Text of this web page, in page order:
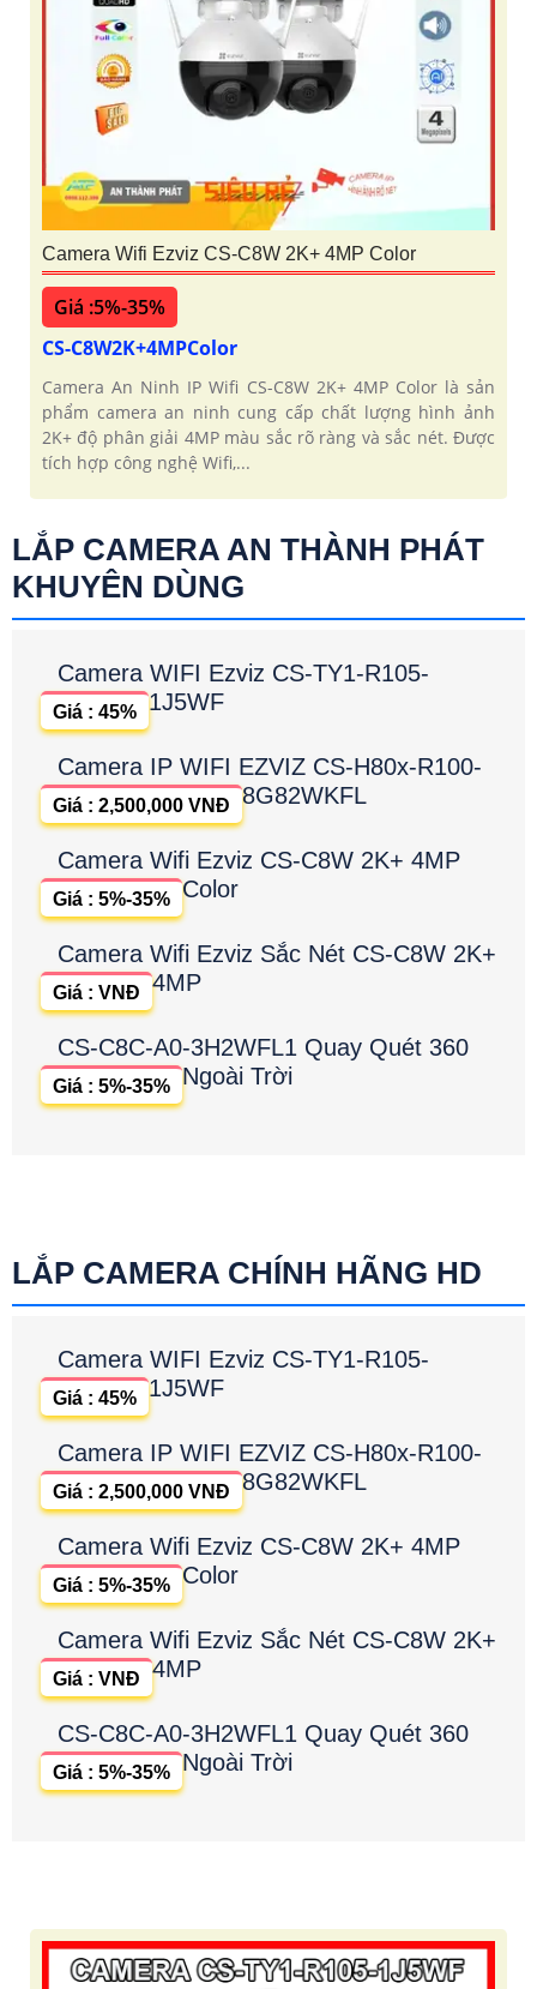
Camera Wifi Ezviz CS-C8W 2K+ 4MP Color
Giá :5%-35%
CS-C8W2K+4MPColor
Camera An Ninh IP Wifi CS-C8W 2K+ 4MP Color là sản
phẩm camera an ninh cung cấp chất lượng hình ảnh
2K+ độ phân giải 4MP màu sắc rõ ràng và sắc nét. Được
tích hợp công nghệ Wifi,...
LẮP CAMERA AN THÀNH PHÁT
KHUYÊN DÙNG
Camera WIFI Ezviz CS-TY1-R105-
1J5WF
Giá : 45%
Camera IP WIFI EZVIZ CS-H80x-R100-
8G82WKFL
Giá : 2,500,000 VNĐ
Camera Wifi Ezviz CS-C8W 2K+ 4MP
Color
Giá : 5%-35%
Camera Wifi Ezviz Sắc Nét CS-C8W 2K+
4MP
Giá : VNĐ
CS-C8C-A0-3H2WFL1 Quay Quét 360
Ngoài Trời
Giá : 5%-35%
LẮP CAMERA CHÍNH HÃNG HD
Camera WIFI Ezviz CS-TY1-R105-
1J5WF
Giá : 45%
Camera IP WIFI EZVIZ CS-H80x-R100-
8G82WKFL
Giá : 2,500,000 VNĐ
Camera Wifi Ezviz CS-C8W 2K+ 4MP
Color
Giá : 5%-35%
Camera Wifi Ezviz Sắc Nét CS-C8W 2K+
4MP
Giá : VNĐ
CS-C8C-A0-3H2WFL1 Quay Quét 360
Ngoài Trời
Giá : 5%-35%